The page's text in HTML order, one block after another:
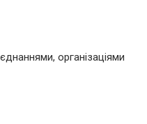
організаціями